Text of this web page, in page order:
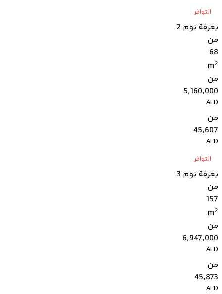
التوافر
بغرفة نوم 2
من
68
m2
من
5,160,000
AED
من
45,607
AED
التوافر
بغرفة نوم 3
من
157
m2
من
6,947,000
AED
من
45,873
AED